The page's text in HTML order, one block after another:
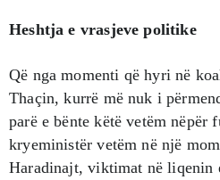
Heshtja e vrasjeve politike
Që nga momenti që hyri në
Thaçin, kurrë më nuk i
parë e bënte këtë vetëm nëpër
kryeministër vetëm në një
Haradinajt, viktimat në liqenin